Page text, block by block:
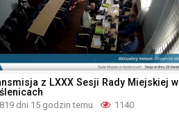
z LXXX Sesji Rady Miejskiej w
819 dni 15 godzin temu 1140